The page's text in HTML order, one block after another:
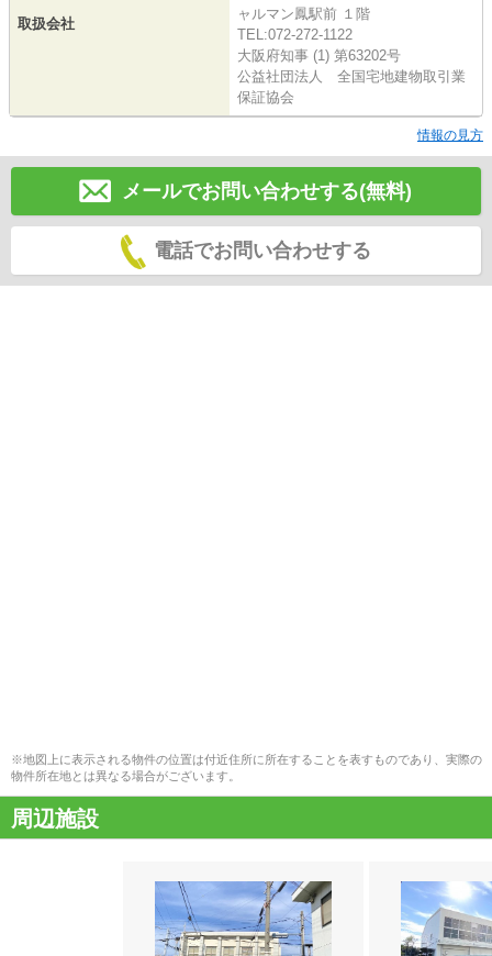
取扱会社
ャルマン鳳駅前 １階
TEL:072-272-1122
大阪府知事 (1) 第63202号
公益社団法人 全国宅地建物取引業
保証協会
情報の見方
メールでお問い合わせする(無料)
電話でお問い合わせする
※地図上に表示される物件の位置は付近住所に所在することを表すものであり、実際の
物件所在地とは異なる場合がございます。
周辺施設